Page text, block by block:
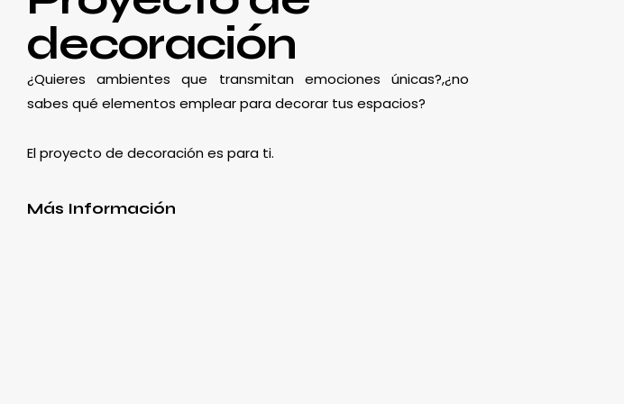
decoración
¿Quieres ambientes que transmitan emociones únicas?,¿no
sabes qué elementos emplear para decorar tus espacios?
El proyecto de decoración es para ti.
Más Información